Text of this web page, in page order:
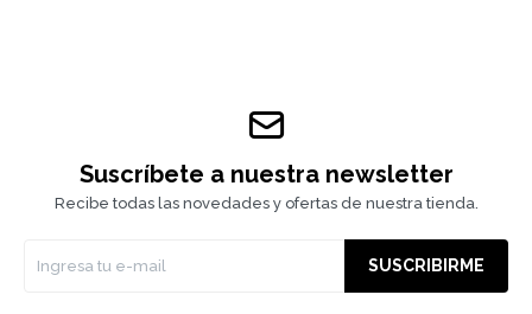
Suscríbete a nuestra newsletter
Recibe todas las novedades y ofertas de nuestra tienda.
SUSCRIBIRME